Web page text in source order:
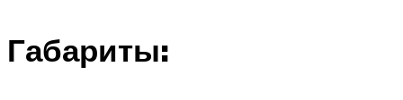
Габариты: